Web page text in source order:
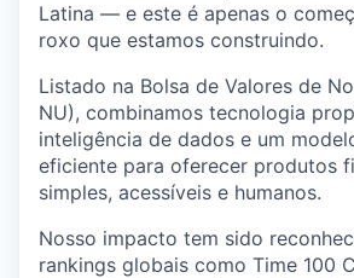
Latina — e este é apenas o
roxo que estamos construindo.
Listado na Bolsa de Valores de
NU), combinamos tecnologia
inteligência de dados e um
eficiente para oferecer produtos
simples, acessíveis e humanos.
Nosso impacto tem sido
rankings globais como Time 100